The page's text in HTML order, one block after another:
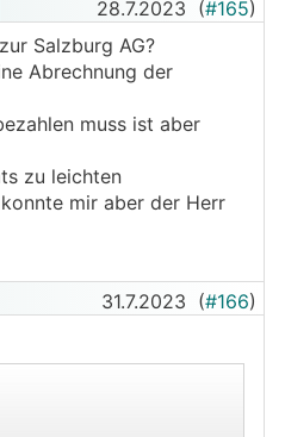
28.7.2023 (#165)
Salzburg AG?
Abrechnung der
muss ist aber
zu leichten
mir aber der Herr
31.7.2023 (#166)